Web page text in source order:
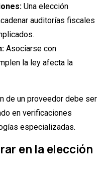
Una elección
auditorías fiscales
Asociarse con
la ley afecta la
de un proveedor debe ser
en verificaciones
especializadas.
en la elección